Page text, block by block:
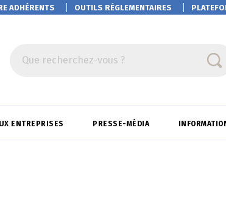
ADHÉRENTS OUTILS RÉGLEMENTAIRES
Que recherchez-vous ?
ENTREPRISES PRESSE-MÉDIA